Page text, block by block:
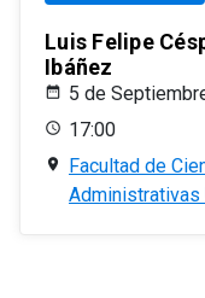
Luis Felipe
Ibáñez
5 de
17:00
Facultad de
Administrativas